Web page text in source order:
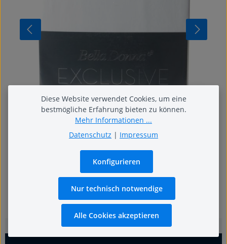
Bella Donna Exclusiv
Bella Donna Exklusiv – kompromisslos gut.
Hochwertiges Jersey-Spannbetttuch veredelt mit Aloe
Diese Website verwendet Cookies, um eine
bestmögliche Erfahrung bieten zu können.
Mehr Informationen ...
Datenschutz | Impressum
Nur technisch notwendige
Konfigurieren
Alle Cookies akzeptieren